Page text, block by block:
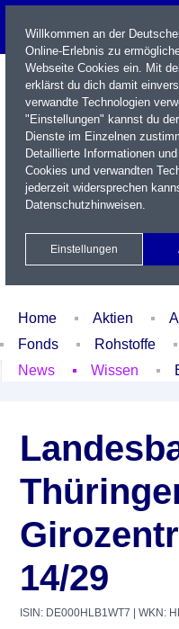
Name / WKN / ISIN / Kürzel
Xetra Realtime
Home Aktien
Fonds
Rohstoffe
News
Wissen
14/29
ISIN: DE000HLB1WT7 | WKN:
Willkommen an der
Online-Erlebnis zu
Webseite Cookies ein. Mit
erklärst du dich damit
verwandte Technologien
"Einstellungen" kannst du
Dienste im Einzelnen
Detaillierte Informationen
Cookies und verwandten
jederzeit widersprechen
Datenschutzhinweisen.
Einstellungen